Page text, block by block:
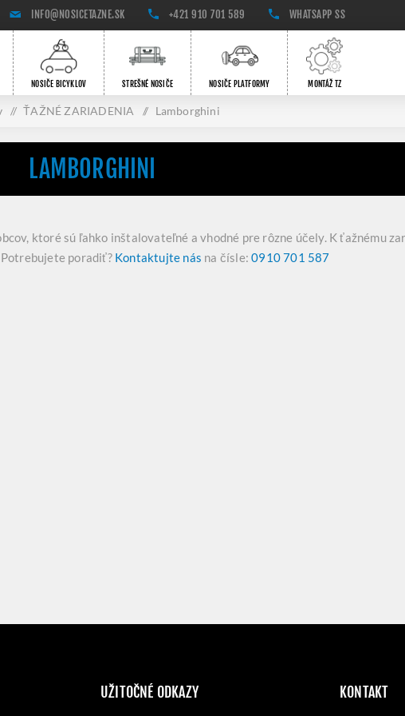
INFO@NOSICETAZNE.SK +421 910 701 589 WHATSAPP SS
NOSIČE BICYKLOV STREŠNÉ NOSIČE NOSIČE PLATFORMY MONTÁŽ TZ
/ ŤAŽNÉ ZARIADENIA / Lamborghini
LAMBORGHINI
ktoré sú ľahko inštalovateľné a vhodné pre rôzne účely. K ťažnému
Potrebujete poradiť? Kontaktujte nás na čísle:0910 701 587
UŽITOČNÉ ODKAZY KONTAKT